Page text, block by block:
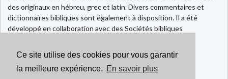
Ce site utilise des cookies pour vous garantir
la meilleure expérience. En savoir plus
des originaux en hébreu, grec et latin. Divers commentaires et
dictionnaires bibliques sont également à disposition. Il a été
développé en collaboration avec des Sociétés bibliques
Faire un don
Contact